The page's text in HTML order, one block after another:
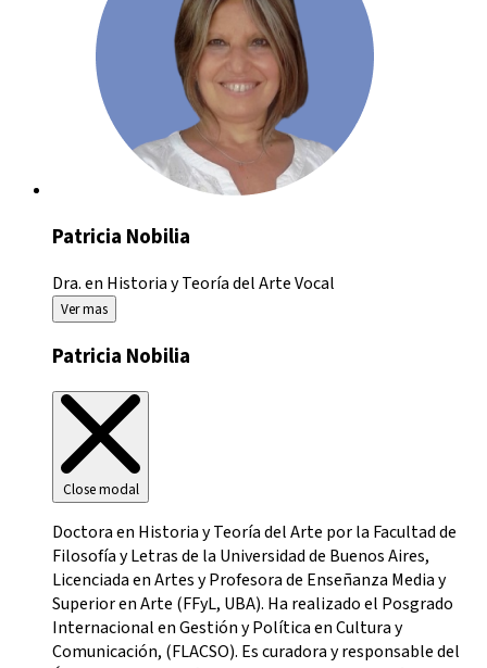
Patricia Nobilia
Dra. en Historia y Teoría del ArteVocal
Ver mas
Patricia Nobilia
Close modal
Doctora en Historia y Teoría del Arte por la Facultad de
Filosofía y Letras de la Universidad de Buenos Aires,
Licenciada en Artes y Profesora de Enseñanza Media y
Superior en Arte (FFyL, UBA). Ha realizado el Posgrado
Internacional en Gestión y Política en Cultura y
Comunicación, (FLACSO). Es curadora y responsable del